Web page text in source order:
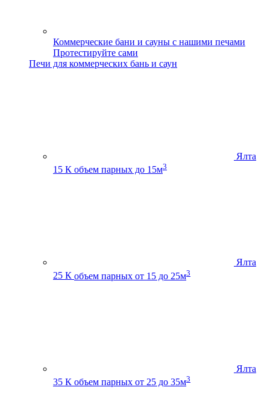
Коммерческие бани и сауны с нашими печами
Протестируйте сами
Печи для коммерческих бань и саун
Ялта
15 К объем парных до 15м3
Ялта
25 К объем парных от 15 до 25м3
Ялта
35 К объем парных от 25 до 35м3